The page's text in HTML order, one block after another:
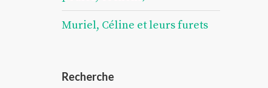
Muriel, Céline et leurs furets
Recherche